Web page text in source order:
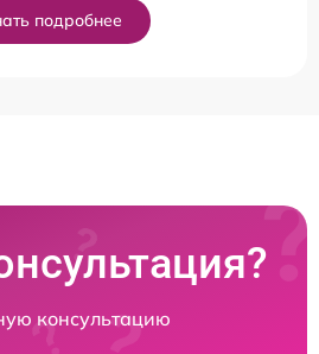
подробнее
консультацию